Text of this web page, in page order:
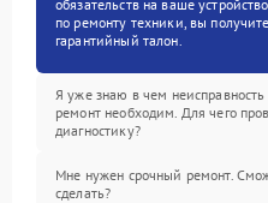
обязательств на ваше
по ремонту техники, вы
гарантийный талон.
Я уже знаю в чем
ремонт необходим. Для чего
диагностику?
Мне нужен срочный ремонт.
сделать?